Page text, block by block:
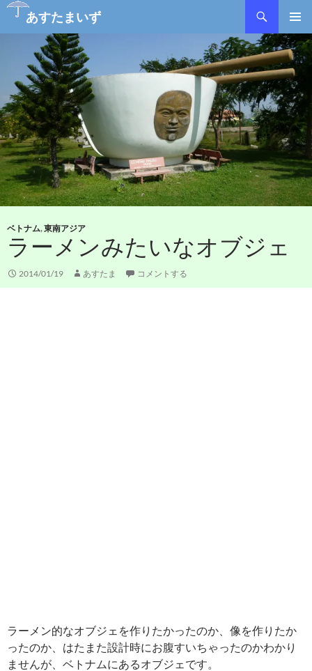
あすたまいず
検
メインメ
ニュー
ツ
へ
ス
キ
ッ
プ
ベトナム,東南アジア
ラーメンみたいなオブジェ
2014/01/19 あすたま コメントする
ラーメン的なオブジェを作りたかったのか、像を作りたか
ったのか、はたまた設計時にお腹すいちゃったのかわかり
ませんが、ベトナムにあるオブジェです。